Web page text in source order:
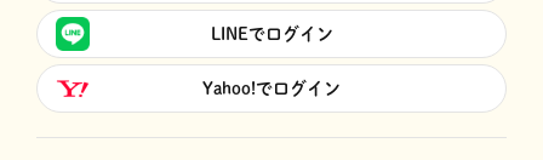
LINEでログイン
Yahoo!でログイン